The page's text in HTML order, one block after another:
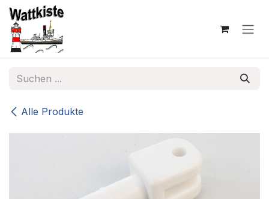
Zum Inhalt springen
Alle Produkte